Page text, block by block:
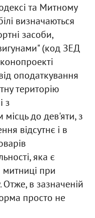
та Митному
визначаються
засоби,
(код ЗЕД
оподаткування
територію
з
до дев'яти, з
відсутнє і в
яка є
при
Отже, в зазначеній
просто не